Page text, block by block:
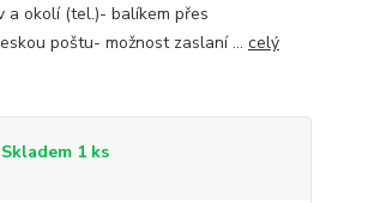
a okolí (tel.)- balíkem přes
poštu- možnost zaslaní ... celý
Skladem 1 ks